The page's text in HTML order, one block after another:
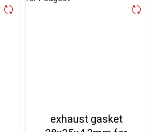
exhaust gasket